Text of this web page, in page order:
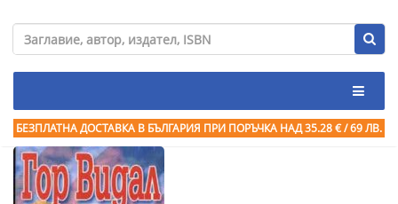
БЕЗПЛАТНА ДОСТАВКА В БЪЛГАРИЯ ПРИ ПОРЪЧКА НАД 35.28 € / 69 ЛВ.